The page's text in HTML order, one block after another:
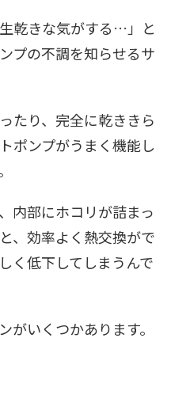
乾きな気がする…」と
プの不調を知らせるサ
たり、完全に乾ききら
ポンプがうまく機能し
内部にホコリが詰まっ
、効率よく熱交換がで
く低下してしまうんで
がいくつかあります。